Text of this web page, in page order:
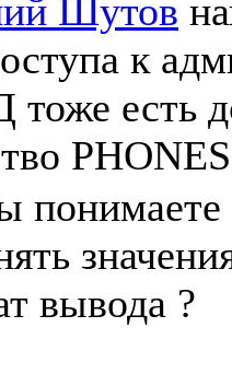
Шутов
к
тоже есть
понимаете
вывода ?